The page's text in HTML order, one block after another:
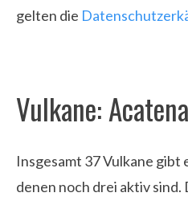
gelten die
Vulkane:
Insgesamt 37 Vulkane gibt
denen noch drei aktiv